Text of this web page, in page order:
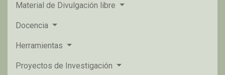
Material de Divulgación libre
Docencia
Herramientas
Proyectos de Investigación